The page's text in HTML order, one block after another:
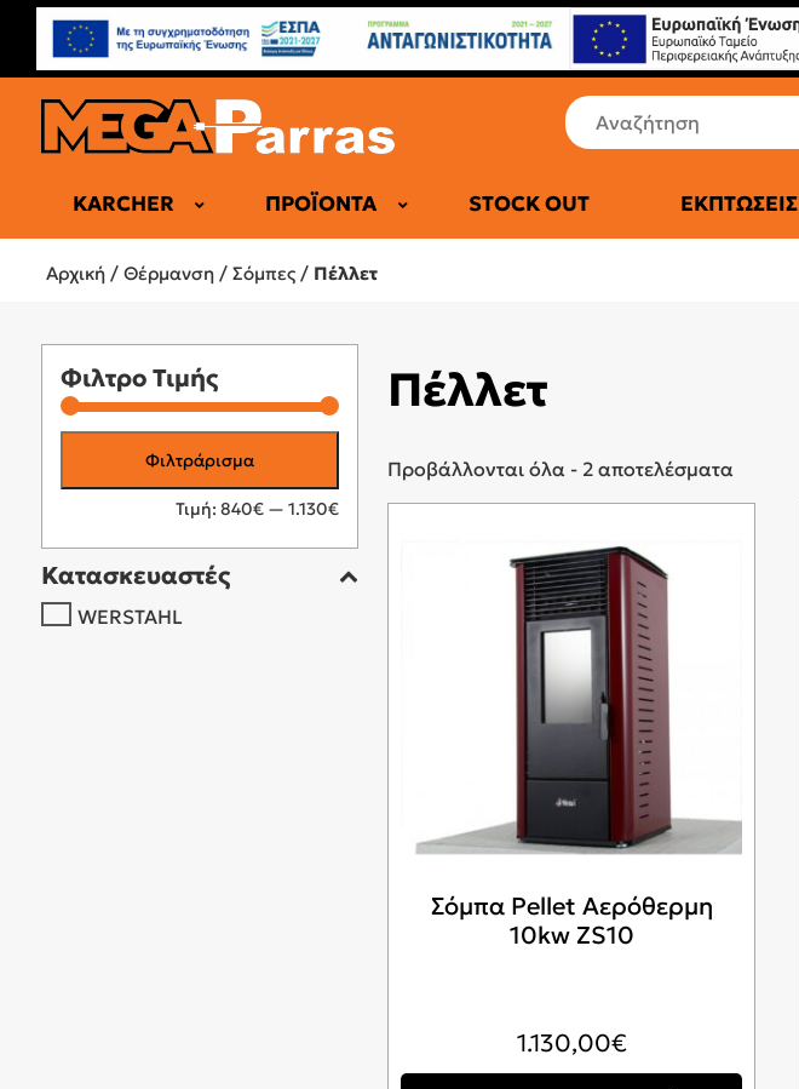
KARCHER ΠΡΟΪΌΝΤΑ
ΚΑΛΟΡΙΦΈΡ ΛΑΔΙΟΎ
STOCK OUT ΕΚΠΤΏΣΕΙΣ
Αρχική / Θέρμανση / Σόμπες / Πέλλετ
Φιλτρο Τιμής
τιμή
τιμή
Φιλτράρισμα
Τιμή: 840€ — 1.130€
Κατασκευαστές
WERSTAHL
Πέλλετ
Προβάλλονται όλα - 2 αποτελέσματα
Σόμπα Pellet Αερόθερμη
10kw ZS10
1.130,00€